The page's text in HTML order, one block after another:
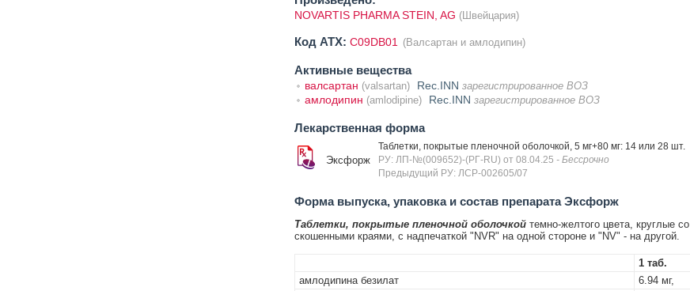
NOVARTIS PHARMA STEIN, AG (Швейцария)
Код ATX: C09DB01 (Валсартан и амлодипин)
Активные вещества
валсартан (valsartan) Rec.INN зарегистрированное ВОЗ
амлодипин (amlodipine) Rec.INN зарегистрированное ВОЗ
Лекарственная форма
Эксфорж
Таблетки, покрытые пленочной оболочкой, 5 мг+80 мг: 14 или 28 шт.
РУ: ЛП-№(009652)-(РГ-RU) от 08.04.25 - Бессрочно
Предыдущий РУ: ЛСР-002605/07
Форма выпуска, упаковка и состав препарата Эксфорж
Таблетки, покрытые пленочной оболочкойтемно-желтого цвета, круглые со
скошенными краями, с надпечаткой "NVR" на одной стороне и "NV" - на другой.
1 таб.
амлодипина безилат
6.94 мг,